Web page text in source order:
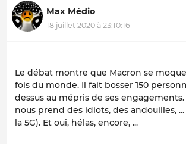
Max Médio
18 juillet 2020 à 23:10:16
Le débat montre que Macron se
fois du monde. Il fait bosser 150
dessus au mépris de ses engagements.
nous prend des idiots, des andouilles,
la 5G). Et oui, hélas, encore, ...